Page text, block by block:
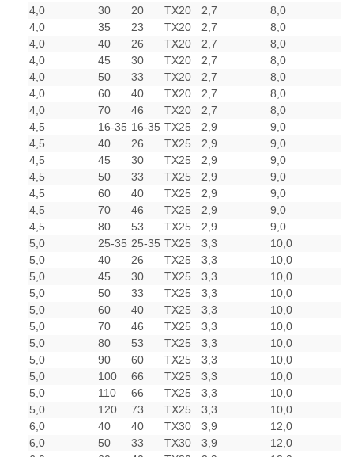
4,0
30 20 TX20 2,7
8,0
4,0
35 23 TX20 2,7
8,0
4,0
40 26 TX20 2,7
8,0
4,0
45 30 TX20 2,7
8,0
4,0
50 33 TX20 2,7
8,0
4,0
60 40 TX20 2,7
8,0
4,0
70 46 TX20 2,7
8,0
4,5
16-35 16-35 TX25 2,9
9,0
4,5
40 26 TX25 2,9
9,0
4,5
45 30 TX25 2,9
9,0
4,5
50 33 TX25 2,9
9,0
4,5
60 40 TX25 2,9
9,0
4,5
70 46 TX25 2,9
9,0
4,5
80 53 TX25 2,9
9,0
5,0
25-35 25-35 TX25 3,3
10,0
5,0
40 26 TX25 3,3
10,0
5,0
45 30 TX25 3,3
10,0
5,0
50 33 TX25 3,3
10,0
5,0
60 40 TX25 3,3
10,0
5,0
70 46 TX25 3,3
10,0
5,0
80 53 TX25 3,3
10,0
5,0
90 60 TX25 3,3
10,0
5,0
100 66 TX25 3,3
10,0
5,0
110 66 TX25 3,3
10,0
5,0
120 73 TX25 3,3
10,0
6,0
40 40 TX30 3,9
12,0
6,0
50 33 TX30 3,9
12,0